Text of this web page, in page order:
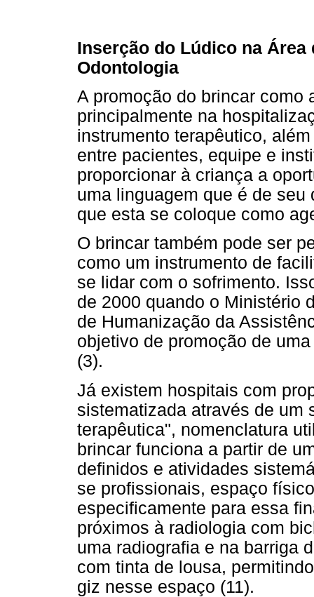
Inserção do Lúdico na Área
Odontologia
A promoção do brincar como
principalmente na
instrumento terapêutico,
entre pacientes, equipe e
proporcionar à criança a
uma linguagem que é de
que esta se coloque como
O brincar também pode ser
como um instrumento de
se lidar com o sofrimento.
de 2000 quando o Ministério
de Humanização da
objetivo de promoção de
(3).
Já existem hospitais com
sistematizada através de um
terapêutica", nomenclatura
brincar funciona a partir de
definidos e atividades
se profissionais, espaço
especificamente para essa
próximos à radiologia com
uma radiografia e na barriga
com tinta de lousa,
giz nesse espaço (11).